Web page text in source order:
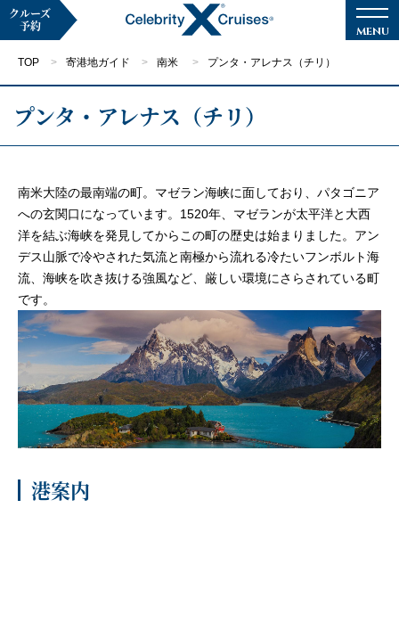
クルーズ検索
キャンペーン・特集
クルーズの楽しみ方
船内へようこそ
客船のご案内
クルーズ
予約
TOP 寄港地ガイド 南米 プンタ・アレナス（チリ）
プンタ・アレナス（チリ）
南米大陸の最南端の町。マゼラン海峡に面しており、パタゴニア
への玄関口になっています。1520年、マゼランが太平洋と大西
洋を結ぶ海峡を発見してからこの町の歴史は始まりました。アン
デス山脈で冷やされた気流と南極から流れる冷たいフンボルト海
流、海峡を吹き抜ける強風など、厳しい環境にさらされている町
です。
港案内